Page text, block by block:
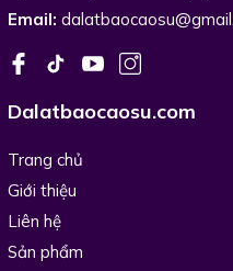
Email:
Dalatbaocaosu.com
Trang chủ
Giới thiệu
Liên hệ
Sản phẩm